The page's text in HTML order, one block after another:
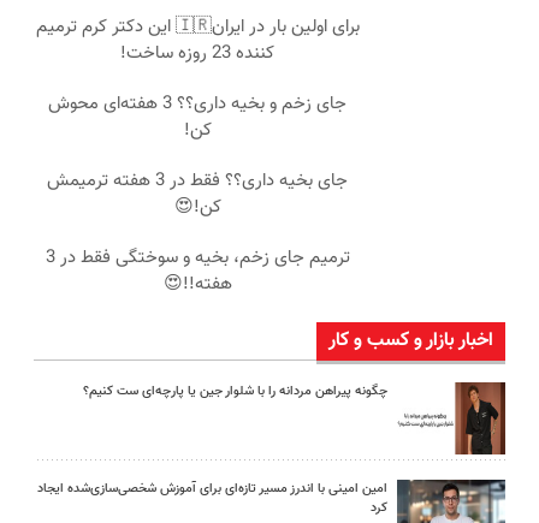
برای اولین بار در ایران🇮🇷 این دکتر کرم ترمیم
کننده 23 روزه ساخت!
جای زخم و بخیه داری؟؟ 3 هفته‌ای محوش
کن!
جای بخیه داری؟؟ فقط در 3 هفته ترمیمش
کن!😍
ترمیم جای زخم، بخیه و سوختگی فقط در 3
هفته!!😍
اخبار بازار و کسب و کار
چگونه پیراهن مردانه را با شلوار جین یا پارچه‌ای ست کنیم؟
امین امینی با اندرز مسیر تازه‌ای برای آموزش شخصی‌سازی‌شده ایجاد
کرد